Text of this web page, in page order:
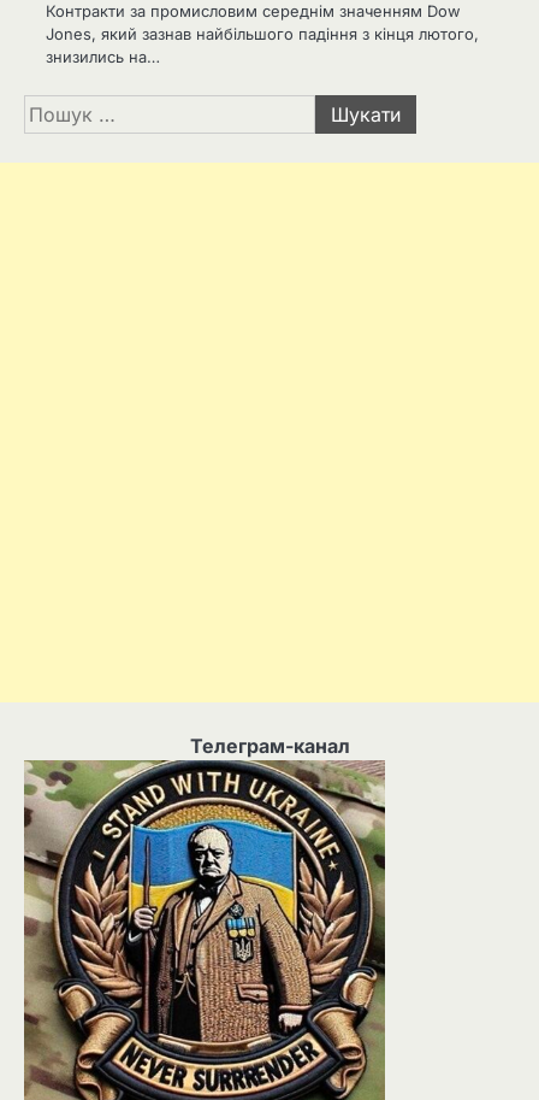
Контракти за промисловим середнім значенням Dow
Jones, який зазнав найбільшого падіння з кінця лютого,
знизились на…
Пошук:
Телеграм-канал